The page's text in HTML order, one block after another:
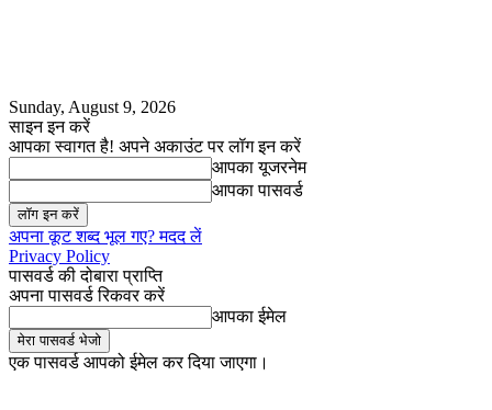
Sunday, August 9, 2026
साइन इन करें
आपका स्वागत है! अपने अकाउंट पर लॉग इन करें
आपका यूजरनेम
आपका पासवर्ड
अपना कूट शब्द भूल गए? मदद लें
Privacy Policy
पासवर्ड की दोबारा प्राप्ति
अपना पासवर्ड रिकवर करें
आपका ईमेल
एक पासवर्ड आपको ईमेल कर दिया जाएगा।